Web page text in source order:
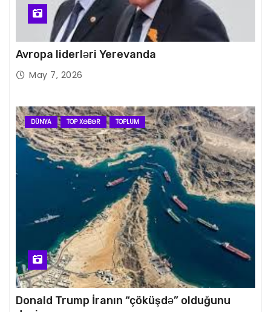
Avropa liderləri Yerevanda
May 7, 2026
DÜNYA TOP XƏBƏR TOPLUM
Donald Trump İranın “çöküşdə” olduğunu